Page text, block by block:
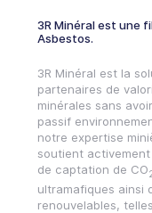
3R Minéral est une
Asbestos.
3R Minéral est la
partenaires de
minérales sans
passif
notre expertise
soutient
de captation de CO
ultramafiques ainsi
renouvelables,